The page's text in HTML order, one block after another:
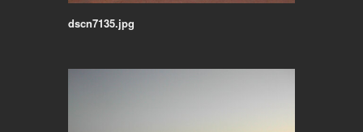
dscn7135.jpg